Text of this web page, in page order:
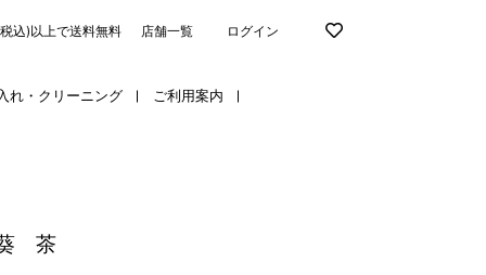
ログイン
込)以上で送料無料 店舗一覧
れ・クリーニング ご利用案内
茶